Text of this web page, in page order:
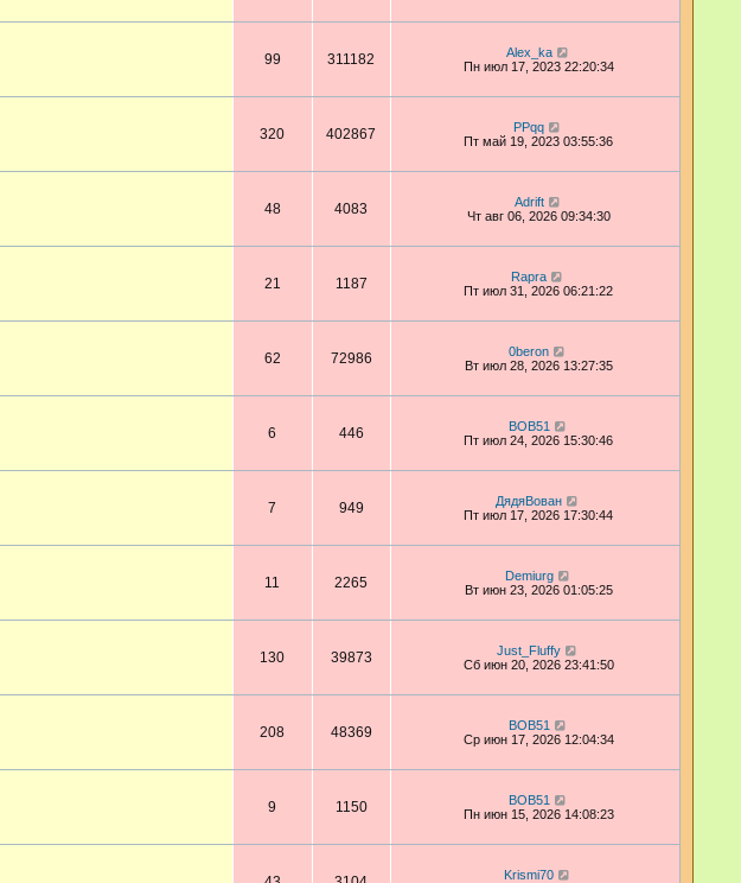
99 311182
Alex_ka
Пн июл 17, 2023 22:20:34
320 402867
PPqq
Пт май 19, 2023 03:55:36
48 4083
Adrift
Чт авг 06, 2026 09:34:30
21 1187
Rapra
Пт июл 31, 2026 06:21:22
62 72986
0beron
Вт июл 28, 2026 13:27:35
6 446
BOB51
Пт июл 24, 2026 15:30:46
7 949
ДядяВован
Пт июл 17, 2026 17:30:44
11 2265
Demiurg
Вт июн 23, 2026 01:05:25
130 39873
Just_Fluffy
Сб июн 20, 2026 23:41:50
208 48369
BOB51
Ср июн 17, 2026 12:04:34
9 1150
BOB51
Пн июн 15, 2026 14:08:23
Krismi70